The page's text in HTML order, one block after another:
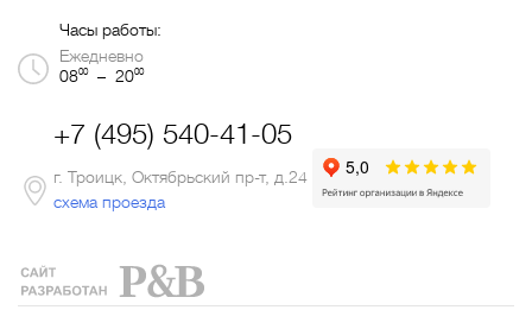
Часы работы:
Ежедневно
0800– 2000
+7 (495) 540-41-05
г. Троицк, Октябрьский пр-т, д.24
схема проезда